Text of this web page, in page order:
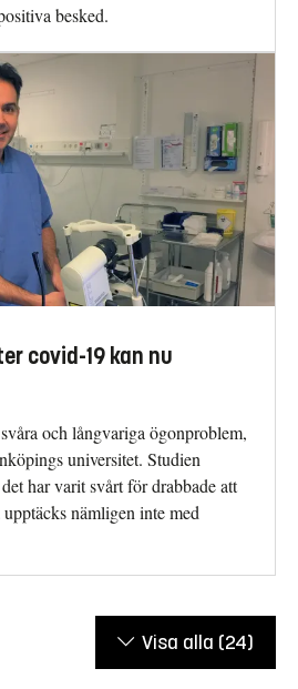
besked.
covid-19 kan nu
och långvariga ögonproblem,
universitet. Studien
har varit svårt för drabbade att
nämligen inte med
Visa alla (24)